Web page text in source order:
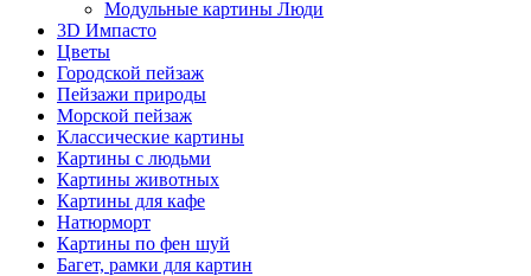
Модульные картины Люди
3D Импасто
Цветы
Городской пейзаж
Пейзажи природы
Морской пейзаж
Классические картины
Картины с людьми
Картины животных
Картины для кафе
Натюрморт
Картины по фен шуй
Багет, рамки для картин